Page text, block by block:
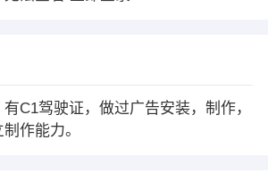
C1驾驶证，做过广告安装，制作，
作能力。